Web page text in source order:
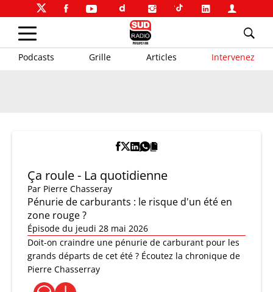
Podcasts Grille Articles Intervenez
Ça roule - La quotidienne
Par Pierre Chasseray
Pénurie de carburants : le risque d'un été en
zone rouge ?
Épisode du jeudi 28 mai 2026
Doit-on craindre une pénurie de carburant pour les
grands départs de cet été ? Écoutez la chronique de
Pierre Chasserray